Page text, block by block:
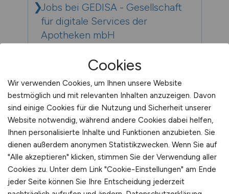
Jobs bei GEDISA - Gesellschaft
für digitale Services der
Apotheken mbH
Jobs bei Gemeinde Uetze
Jobs bei Generalzolldirektion
Jobs bei genua GmbH
Jobs bei gepe Gebäudedienste
Cookies
Wir verwenden Cookies, um Ihnen unsere Website
bestmöglich und mit relevanten Inhalten anzuzeigen. Davon
sind einige Cookies für die Nutzung und Sicherheit unserer
Website notwendig, während andere Cookies dabei helfen,
Ihnen personalisierte Inhalte und Funktionen anzubieten. Sie
dienen außerdem anonymen Statistikzwecken. Wenn Sie auf
"Alle akzeptieren" klicken, stimmen Sie der Verwendung aller
Cookies zu. Unter dem Link "Cookie-Einstellungen" am Ende
jeder Seite können Sie Ihre Entscheidung jederzeit